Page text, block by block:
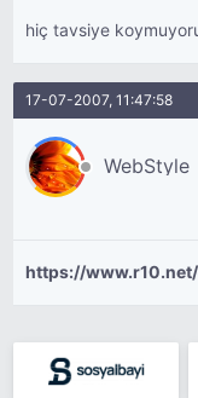
hiç tavsiye
17-07-2007, 11:47:58
WebStyle
https://